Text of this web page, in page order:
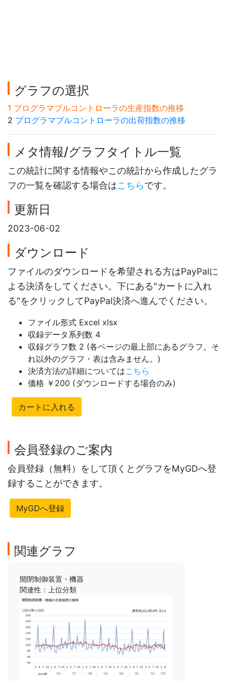
グラフの選択
1 プログラマブルコントローラの生産指数の推移
2 プログラマブルコントローラの出荷指数の推移
メタ情報/グラフタイトル一覧
この統計に関する情報やこの統計から作成したグラ
フの一覧を確認する場合はこちらです。
更新日
2023-06-02
ダウンロード
ファイルのダウンロードを希望される方はPayPalに
よる決済をしてください。下にある"カートに入れ
る"をクリックしてPayPal決済へ進んでください。
ファイル形式 Excel xlsx
収録データ系列数 4
収録グラフ数 2 (各ページの最上部にあるグラフ。そ
れ以外のグラフ・表は含みません。)
決済方法の詳細についてはこちら
価格 ￥200 (ダウンロードする場合のみ)
カートに入れる
会員登録のご案内
会員登録（無料）をして頂くとグラフをMyGDへ登
録することができます。
MyGDへ登録
関連グラフ
開閉制御装置・機器
関連性：上位分類